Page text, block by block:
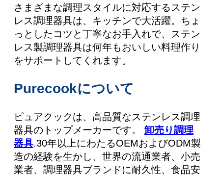
さまざまな調理スタイルに対応するステン
レス調理器具は、キッチンで大活躍。ちょ
っとしたコツと丁寧なお手入れで、ステン
レス製調理器具は何年もおいしい料理作り
をサポートしてくれます。
Purecookについて
ピュアクックは、高品質なステンレス調理
器具のトップメーカーです。 卸売り調理
器具.30年以上にわたるOEMおよびODM製
造の経験を生かし、世界の流通業者、小売
業者、調理器具ブランドに耐久性、食品安